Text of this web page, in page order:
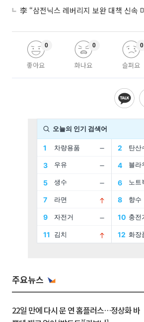
좋아요
0
화나요
0
슬퍼요
0
주요뉴스
22일 만에 다시 문 연 홈플러스…정상화 바